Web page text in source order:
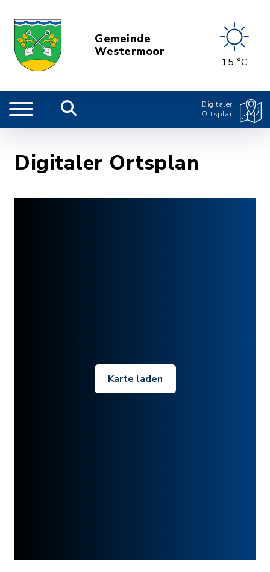
Gemeinde
Westermoor
15 °C
Digitaler
Ortsplan
Digitaler Ortsplan
Karte laden